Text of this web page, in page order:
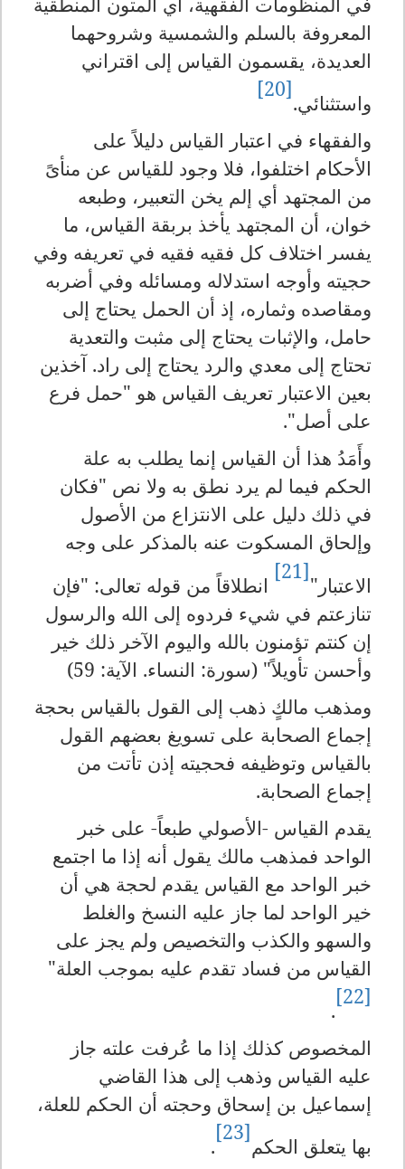
المعروفة بالسلم والشمسية وشروحهما
العديدة، يقسمون القياس إلى اقتراني
واستثنائي.
[20]
والفقهاء في اعتبار القياس دليلاً على
الأحكام اختلفوا، فلا وجود للقياس عن منأىً
من المجتهد أي إلم يخن التعبير، وطبعه
خوان، أن المجتهد يأخذ بربقة القياس، ما
يفسر اختلاف كل فقيه فقيه في تعريفه وفي
حجيته وأوجه استدلاله ومسائله وفي أضربه
ومقاصده وثماره، إذ أن الحمل يحتاج إلى
حامل، والإثبات يحتاج إلى مثبت والتعدية
تحتاج إلى معدي والرد يحتاج إلى راد. آخذين
بعين الاعتبار تعريف القياس هو "حمل فرع
على أصل".
وأَمَدُ هذا أن القياس إنما يطلب به علة
الحكم فيما لم يرد نطق به ولا نص "فكان
في ذلك دليل على الانتزاع من الأصول
وإلحاق المسكوت عنه بالمذكر على وجه
الاعتبار"
[21]
انطلاقاً من قوله تعالى: "فإن
تنازعتم في شيء فردوه إلى الله والرسول
إن كنتم تؤمنون بالله واليوم الآخر ذلك خير
وأحسن تأويلاً" (سورة: النساء. الآية: 59)
ومذهب مالكٍ ذهب إلى القول بالقياس بحجة
إجماع الصحابة على تسويغ بعضهم القول
بالقياس وتوظيفه فحجيته إذن تأتت من
إجماع الصحابة.
يقدم القياس -الأصولي طبعاً- على خبر
الواحد فمذهب مالك يقول أنه إذا ما اجتمع
خبر الواحد مع القياس يقدم لحجة هي أن
خير الواحد لما جاز عليه النسخ والغلط
والسهو والكذب والتخصيص ولم يجز على
القياس من فساد تقدم عليه بموجب العلة"
[22]
.
المخصوص كذلك إذا ما عُرفت علته جاز
عليه القياس وذهب إلى هذا القاضي
إسماعيل بن إسحاق وحجته أن الحكم للعلة،
بها يتعلق الحكم
[23]
.